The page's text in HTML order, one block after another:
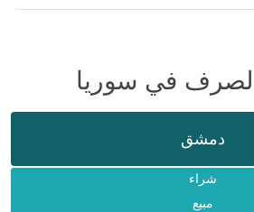
في سوريا
دمشق
شراء
مبيع